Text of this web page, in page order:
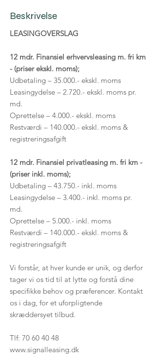
Beskrivelse
LEASINGOVERSLAG
12 mdr. Finansiel erhvervsleasing m. fri km
- (priser ekskl. moms);
Udbetaling – 35.000.- ekskl. moms
Leasingydelse – 2.720.- ekskl. moms pr.
md.
Oprettelse – 4.000.- ekskl. moms
Restværdi – 140.000.- ekskl. moms &
registreringsafgift
12 mdr. Finansiel privatleasing m. fri km -
(priser inkl. moms);
Udbetaling – 43.750.- inkl. moms
Leasingydelse – 3.400.- inkl. moms pr.
md.
Oprettelse – 5.000.- inkl. moms
Restværdi – 140.000.- ekskl. moms &
registreringsafgift
Vi forstår, at hver kunde er unik, og derfor
tager vi os tid til at lytte og forstå dine
specifikke behov og præferencer. Kontakt
os i dag, for et uforpligtende
skræddersyet tilbud.
Tlf: 70 60 40 48
www.signalleasing.dk